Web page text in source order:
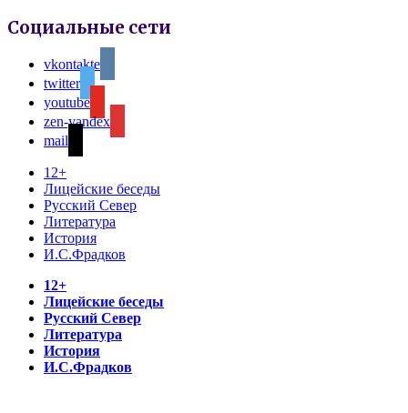
Социальные сети
vkontakte
twitter
youtube
zen-yandex
mail
12+
Лицейские беседы
Русский Север
Литература
История
И.С.Фрадков
12+
Лицейские беседы
Русский Север
Литература
История
И.С.Фрадков